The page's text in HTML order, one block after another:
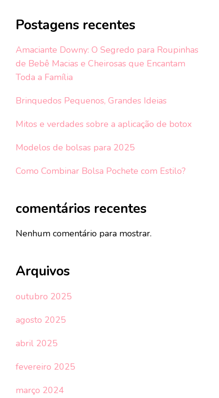
Postagens recentes
Amaciante Downy: O Segredo para Roupinhas
de Bebê Macias e Cheirosas que Encantam
Toda a Família
Brinquedos Pequenos, Grandes Ideias
Mitos e verdades sobre a aplicação de botox
Modelos de bolsas para 2025
Como Combinar Bolsa Pochete com Estilo?
comentários recentes
Nenhum comentário para mostrar.
Arquivos
outubro 2025
agosto 2025
abril 2025
fevereiro 2025
março 2024